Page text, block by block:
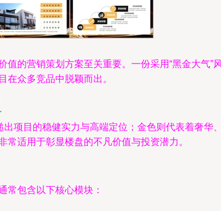
的营销策划方案至关重要。一份采用“黑金大气”
众多竞品中脱颖而出。
项目的稳健实力与高端定位；金色则代表着奢华
适用于彰显楼盘的不凡价值与投资潜力。
常包含以下核心模块：